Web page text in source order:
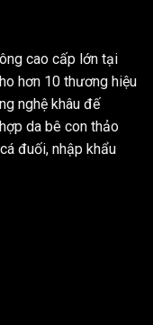
cao cấp lớn tại
hơn 10 thương hiệu
nghệ khâu đế
da bê con thảo
đuối, nhập khẩu